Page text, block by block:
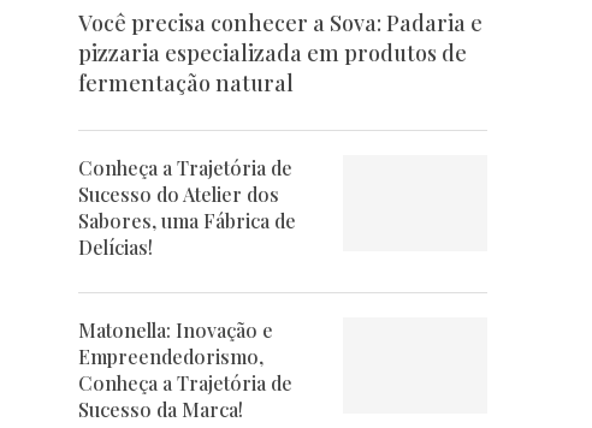
Você precisa conhecer a Sova: Padaria e
pizzaria especializada em produtos de
fermentação natural
Conheça a Trajetória de
Sucesso do Atelier dos
Sabores, uma Fábrica de
Delícias!
Matonella: Inovação e
Empreendedorismo,
Conheça a Trajetória de
Sucesso da Marca!